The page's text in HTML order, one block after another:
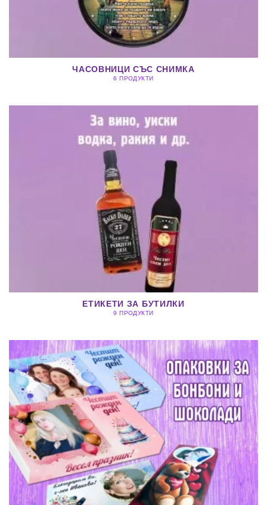
ЧАСОВНИЦИ СЪС СНИМКА
6 ПРОДУКТИ
ЕТИКЕТИ ЗА БУТИЛКИ
9 ПРОДУКТИ